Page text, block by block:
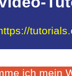
ich mein